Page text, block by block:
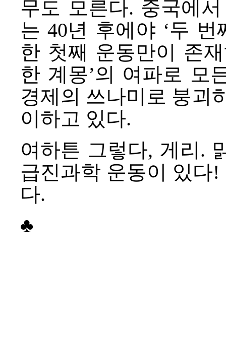
무도 모른다. 중국에
는 40년 후에야 ‘두
한 첫째 운동만이 존
한 계몽’의 여파로 모
경제의 쓰나미로 붕괴
이하고 있다.
여하튼 그렇다, 게리.
급진과학 운동이 있다
다.
♣